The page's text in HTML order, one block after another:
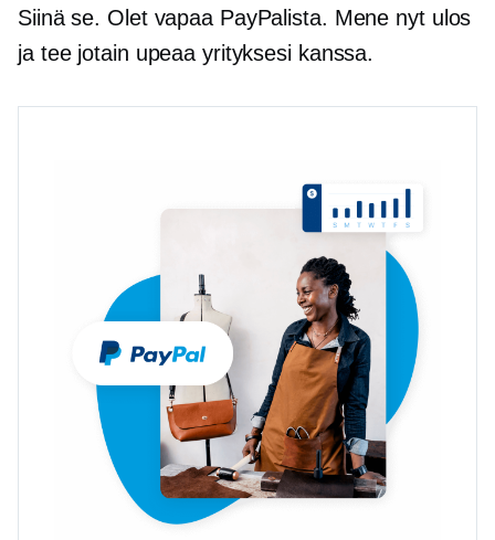
Siinä se. Olet vapaa PayPalista. Mene nyt ulos
ja tee jotain upeaa yrityksesi kanssa.